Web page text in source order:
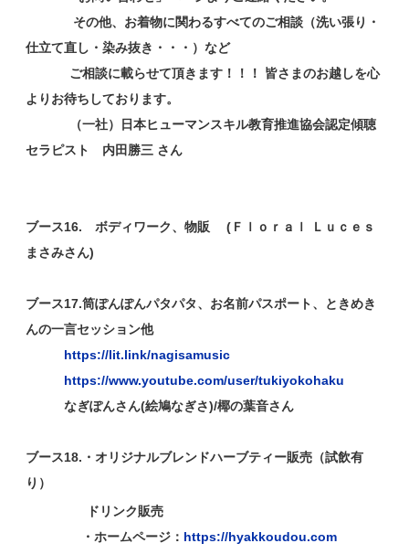
その他、お着物に関わるすべてのご相談（洗い張り・
仕立て直し・染み抜き・・・）など
ご相談に載らせて頂きます！！！ 皆さまのお越しを心
よりお待ちしております。
（一社）日本ヒューマンスキル教育推進協会認定傾聴
セラピスト 内田勝三 さん
ブース16. ボディワーク、物販 (Ｆｌｏｒａｌ Ｌｕｃｅｓ
まさみさん)
ブース17.筒ぽんぽんパタパタ、お名前パスポート、ときめき
んの一言セッション他
https://lit.link/nagisamusic
https://www.youtube.com/user/tukiyokohaku
なぎぽんさん(絵鳩なぎさ)/椰の葉音さん
ブース18.・オリジナルブレンドハーブティー販売（試飲有
り）
ドリンク販売
・ホームページ： https://hyakkoudou.com